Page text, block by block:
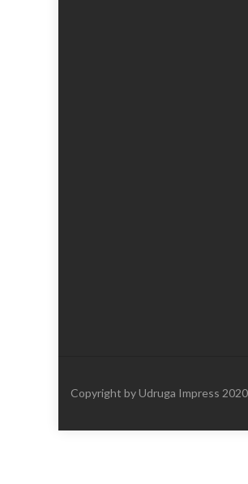
Copyright by Udruga Impress